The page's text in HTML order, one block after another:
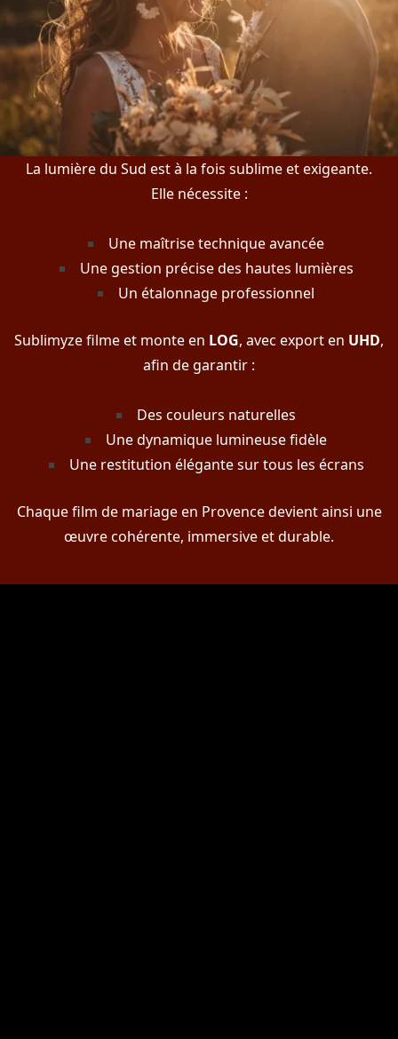
La lumière du Sud est à la fois sublime et exigeante.
Elle nécessite :
Une maîtrise technique avancée
Une gestion précise des hautes lumières
Un étalonnage professionnel
Sublimyze filme et monte en LOG, avec export en UHD,
afin de garantir :
Des couleurs naturelles
Une dynamique lumineuse fidèle
Une restitution élégante sur tous les écrans
Chaque film de mariage en Provence devient ainsi une
œuvre cohérente, immersive et durable.